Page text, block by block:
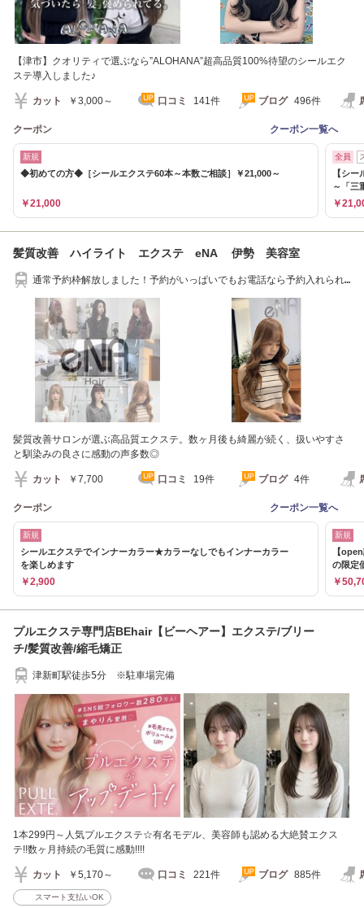
【津市】クオリティで選ぶなら”ALOHANA”超高品質100%待望のシールエク
ステ導入しました♪
カット ￥3,000～ 口コミ 141件 ブログ 496件
クーポン クーポン一覧へ
新規
◆初めての方◆［シールエクステ60本～本数ご相談］￥21,000～
￥21,000
全員
【シ
～「三
￥
髪質改善 ハイライト エクステ eNA 伊勢 美容室
通常予約枠解放しました！予約がいっぱいでもお電話なら予約入れられ
髪質改善サロンが選ぶ高品質エクステ。数ヶ月後も綺麗が続く、扱いやすさ
と馴染みの良さに感動の声多数◎
カット ￥7,700 口コミ 19件 ブログ 4件
クーポン クーポン一覧へ
新規
シールエクステでインナーカラー★カラーなしでもインナーカラー
を楽しめます
￥2,900
新規
【
の限定
￥
プルエクステ専門店BEhair【ビーヘアー】エクステ/ブリー
チ/髪質改善/縮毛矯正
津新町駅徒歩5分 ※駐車場完備
1本299円～人気プルエクステ☆有名モデル、美容師も認める大絶賛エクス
テ!!数ヶ月持続の毛質に感動!!!!
カット ￥5,170～ 口コミ 221件 ブログ 885件
スマート支払いOK